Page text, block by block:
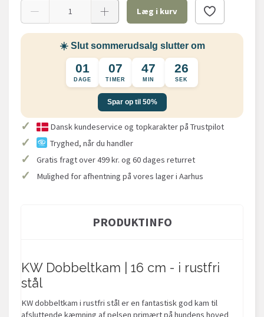
Læg i kurv
☀️ Slut sommerudsalg slutter om
01
DAGE
07
TIMER
47
MIN
25
SEK
Spar op til 50%
✓ Dansk kundeservice og topkarakter på Trustpilot
✓ Tryghed, når du handler
✓ Gratis fragt over 499 kr. og 60 dages returret
✓ Mulighed for afhentning på vores lager i Aarhus
PRODUKTINFO
KW Dobbeltkam | 16 cm - i rustfri
stål
KW dobbeltkam i rustfri stål er en fantastisk god kam til
afsluttende kæmning af pelsen primært på hundens hoved